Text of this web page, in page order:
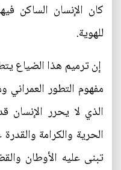
كان الإنسان الساكن
للهوية.
إن ترميم هذا الضياع
مفهوم التطور العمراني
الذي لا يحرر الإنسان
الحرية والكرامة
تبنى عليه الأوطان